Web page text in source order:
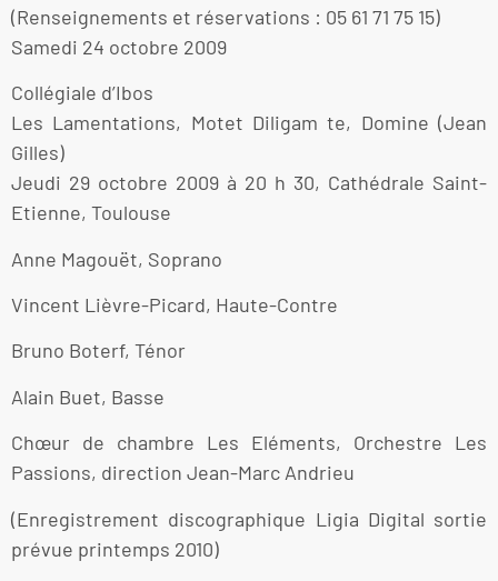
(Renseignements et réservations : 05 61 71 75 15)
Samedi 24 octobre 2009
Collégiale d’Ibos
Les Lamentations, Motet Diligam te, Domine (Jean
Gilles)
Jeudi 29 octobre 2009 à 20 h 30, Cathédrale Saint-
Etienne, Toulouse
Anne Magouët, Soprano
Vincent Lièvre-Picard, Haute-Contre
Bruno Boterf, Ténor
Alain Buet, Basse
Chœur de chambre Les Eléments, Orchestre Les
Passions, direction Jean-Marc Andrieu
(Enregistrement discographique Ligia Digital sortie
prévue printemps 2010)